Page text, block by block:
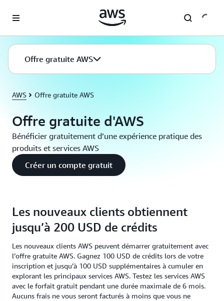
Offre gratuite AWS
AWS Offre gratuite AWS
Offre gratuite d'AWS
Bénéficier gratuitement d’une expérience pratique des
produits et services AWS
Créer un compte gratuit
Les nouveaux clients obtiennent
jusqu’à 200 USD de crédits
Les nouveaux clients AWS peuvent démarrer gratuitement avec
l’offre gratuite AWS. Gagnez 100 USD de crédits lors de votre
inscription et jusqu’à 100 USD supplémentaires à cumuler en
explorant les principaux services AWS. Testez les services AWS
avec le forfait gratuit pendant une durée maximale de 6 mois.
Aucuns frais ne vous seront facturés à moins que vous ne